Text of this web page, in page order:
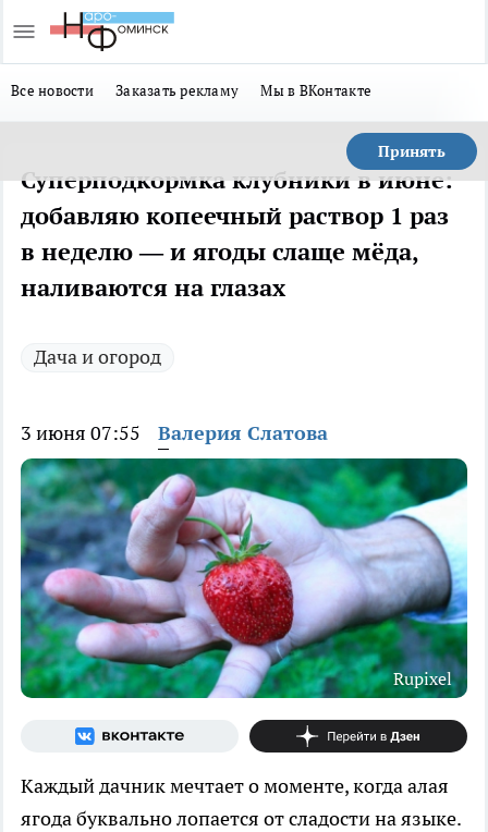
Все новости Заказать рекламу Мы в ВКонтакте
Принять
Суперподкормка клубники в июне:
добавляю копеечный раствор 1 раз
в неделю — и ягоды слаще мёда,
наливаются на глазах
Дача и огород
3 июня 07:55 Валерия Слатова
Rupixel
Каждый дачник мечтает о моменте, когда алая
ягода буквально лопается от сладости на языке.